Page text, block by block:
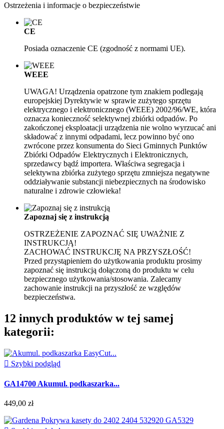
Ostrzeżenia i informacje o bezpieczeństwie
CE
Posiada oznaczenie CE (zgodność z normami UE).
WEEE
UWAGA! Urządzenia opatrzone tym znakiem podlegają
europejskiej Dyrektywie w sprawie zużytego sprzętu
elektrycznego i elektronicznego (WEEE) 2002/96/WE, która
oznacza konieczność selektywnej zbiórki odpadów. Po
zakończonej eksploatacji urządzenia nie wolno wyrzucać ani
składować z innymi odpadami, lecz powinno być ono
zwrócone przez konsumenta do Sieci Gminnych Punktów
Zbiórki Odpadów Elektrycznych i Elektronicznych,
sprzedawcy bądź importera. Właściwa segregacja i
selektywna zbiórka zużytego sprzętu zmniejsza negatywne
oddziaływanie substancji niebezpiecznych na środowisko
naturalne i zdrowie człowieka!
Zapoznaj się z instrukcją
OSTRZEŻENIE ZAPOZNAĆ SIĘ UWAŻNIE Z
INSTRUKCJĄ!
ZACHOWAĆ INSTRUKCJĘ NA PRZYSZŁOŚĆ!
Przed przystąpieniem do użytkowania produktu prosimy
zapoznać się instrukcją dołączoną do produktu w celu
bezpiecznego użytkowania/stosowania. Zalecamy
zachowanie instrukcji na przyszłość ze względów
bezpieczeństwa.
12 innych produktów w tej samej
kategorii:
 Szybki podgląd
GA14700 Akumul. podkaszarka...
449,00 zł